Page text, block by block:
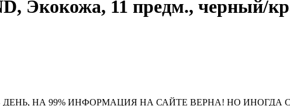
Экокожа, 11 предм., черный/
НА 99% ИНФОРМАЦИЯ НА САЙТЕ ВЕРНА! НО ИНОГДА